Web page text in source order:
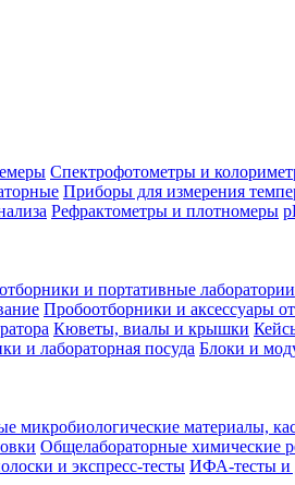
Спектрофотометры и
Приборы для измерения
Рефрактометры и плотномеры
и портативные лаборатории
Пробоотборники и аксессуары
Кюветы, виалы и крышки
и лабораторная посуда Блоки и
микробиологические материалы,
Общелабораторные химические
и экспресс-тесты ИФА-тесты и